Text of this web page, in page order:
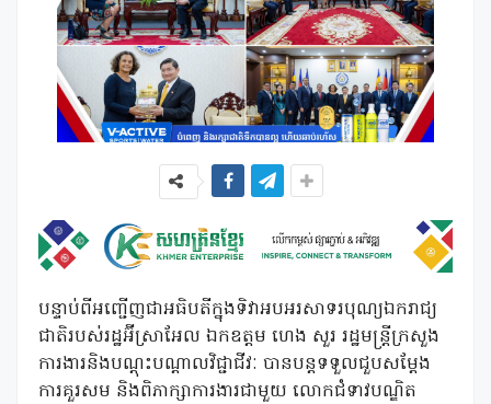
បន្ទាប់ពីអញ្ជើញជាអធិបតីក្នុងទិវាអបអរសាទរបុណ្យឯករាជ្យ
ជាតិរបស់រដ្ឋអ៊ីស្រាអែល ឯកឧត្តម ហេង សួរ រដ្ឋមន្រ្តីក្រសួង
ការងារនិងបណ្ដុះបណ្ដាលវិជ្ជាជីវៈ បានបន្តទទួលជួបសម្តែង
ការគួរសម និងពិភាក្សាការងារជាមួយ លោកជំទាវបណ្ឌិត